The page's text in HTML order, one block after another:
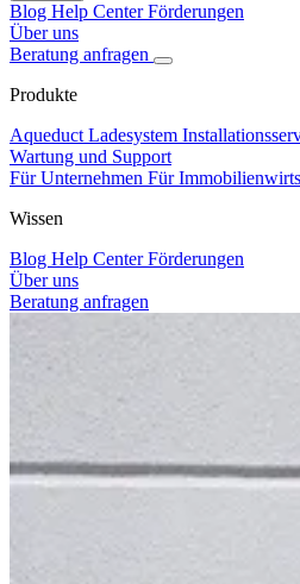
Blog Help CenterFörderungen
Über uns
Beratung anfragen
Produkte
Aqueduct Ladesystem
Wartung und Support
Für Unternehmen Für
Wissen
Blog Help CenterFörderungen
Über uns
Beratung anfragen